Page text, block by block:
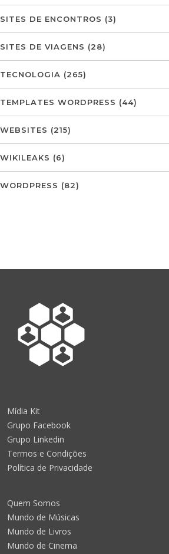
SITES DE ENCONTROS (3)
SITES DE VIAGENS (28)
TECNOLOGIA (265)
TEMPLATES WORDPRESS (44)
WEBSITES (215)
WIKILEAKS (6)
WORDPRESS (82)
Mídia Kit
Grupo Facebook
Grupo Linkedin
Termos e Condições
Política de Privacidade
Quem Somos
Mundo de Músicas
Mundo de Livros
Mundo de Cinema